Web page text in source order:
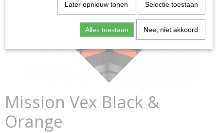
Mission Vex Black &
Orange
Later opnieuw tonen Selectie toestaan
Alles toestaan Nee, niet akkoord